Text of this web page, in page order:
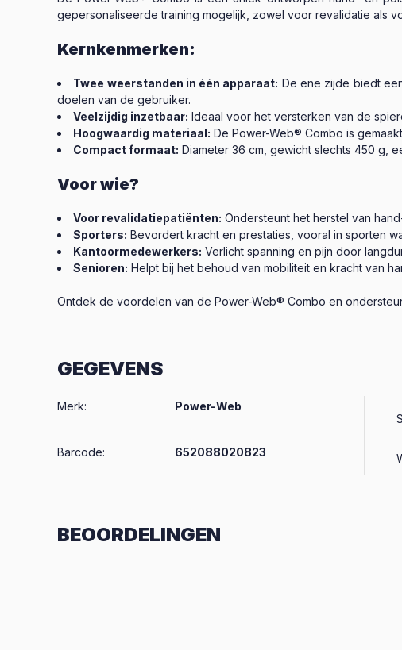
gepersonaliseerde training mogelijk, zowel voor revalidatie als
Kernkenmerken:
Twee weerstanden in één apparaat: De ene zijde biedt
doelen van de gebruiker.
Veelzijdig inzetbaar: Ideaal voor het versterken van de
Hoogwaardig materiaal: De Power-Web® Combo is
Compact formaat: Diameter 36 cm, gewicht slechts 450 g,
Voor wie?
Voor revalidatiepatiënten: Ondersteunt het herstel van
Sporters: Bevordert kracht en prestaties, vooral in sporten
Kantoormedewerkers: Verlicht spanning en pijn door
Senioren: Helpt bij het behoud van mobiliteit en kracht van
Ontdek de voordelen van de Power-Web® Combo en
GEGEVENS
Merk:
Power-Web
Barcode: 652088020823
BEOORDELINGEN